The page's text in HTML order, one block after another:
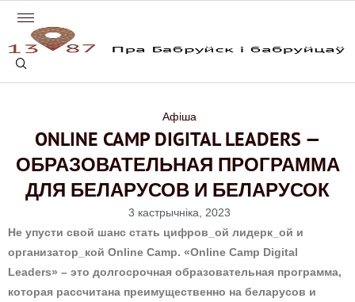
Афіша
ONLINE CAMP DIGITAL LEADERS —
ОБРАЗОВАТЕЛЬНАЯ ПРОГРАММА
ДЛЯ БЕЛАРУСОВ И БЕЛАРУСОК
3 кастрычніка, 2023
Не упусти свой шанс стать цифров_ой лидерк_ой и
организатор_кой Online Camp. «Onlinе Camp Digital
Leaders» – это долгосрочная образовательная программа,
которая рассчитана преимущественно на беларусов и